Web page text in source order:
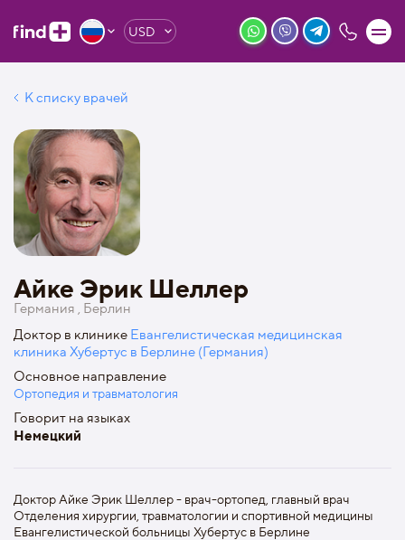
USD
К списку врачей
Айке Эрик Шеллер
Германия , Берлин
Доктор в клинике Евангелистическая медицинская
клиника Хубертус в Берлине (Германия)
Основное направление
Ортопедия и травматология
Говорит на языках
Немецкий
Доктор Айке Эрик Шеллер - врач-ортопед, главный врач
Отделения хирургии, травматологии и спортивной медицины
Евангелистической больницы Хубертус в Берлине